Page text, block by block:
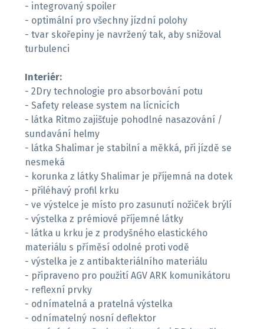
- integrovaný spoiler
- optimální pro všechny jízdní polohy
- tvar skořepiny je navržený tak, aby snižoval
turbulenci
Interiér:
- 2Dry technologie pro absorbování potu
- Safety release system na lícnicích
- látka Ritmo zajišťuje pohodlné nasazování /
sundavání helmy
- látka Shalimar je stabilní a měkká, při jízdě se
nesmeká
- korunka z látky Shalimar je příjemná na dotek
- přiléhavý profil krku
- ve výstelce je místo pro zasunutí nožiček brýlí
- výstelka z prémiové příjemné látky
- látka u krku je z prodyšného elastického
materiálu s příměsí odolné proti vodě
- výstelka je z antibakteriálního materiálu
- připraveno pro použití AGV ARK komunikátoru
- reflexní prvky
- odnímatelná a pratelná výstelka
- odnímatelný nosní deflektor